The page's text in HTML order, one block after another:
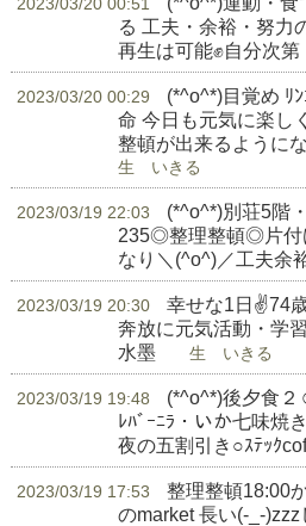
2023/03/20 00:51
る 工夫・余裕・努力
再生は可能✊自分次第
2023/03/20 00:29
(*^o^*)目覚め ﾘ
命 今日も元気に楽し
整頓が出来るように
生 いきる
2023/03/19 22:03
(*^o^*)別荘5階
235◎整理整頓◎片付
なり＼(^o^)／工夫余
2023/03/19 20:30
幸せな1日✌74
奔放に元気活動・学
水墨 生 いきる
2023/03/19 19:48
(*^o^*)後夕食
ﾚﾊﾞｰﾆﾗ・いか七味焼
夜の五割引き○ｽﾃｯｸ
2023/03/19 17:53
整理整頓18:00
のmarket 長い(-_-